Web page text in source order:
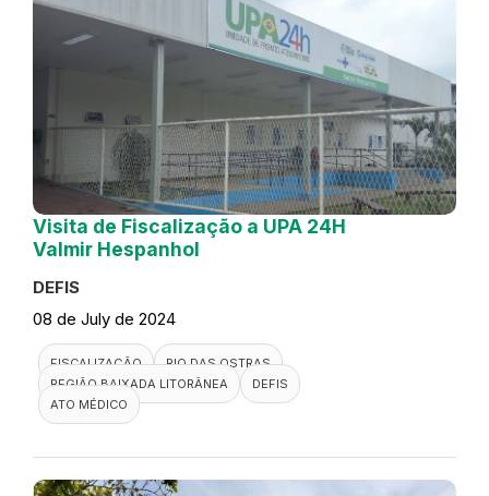
Visita de Fiscalização a UPA 24H
Valmir Hespanhol
DEFIS
08 de July de 2024
FISCALIZAÇÃO
RIO DAS OSTRAS
REGIÃO BAIXADA LITORÂNEA
DEFIS
ATO MÉDICO